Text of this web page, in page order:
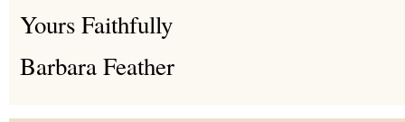
Yours Faithfully
Barbara Feather